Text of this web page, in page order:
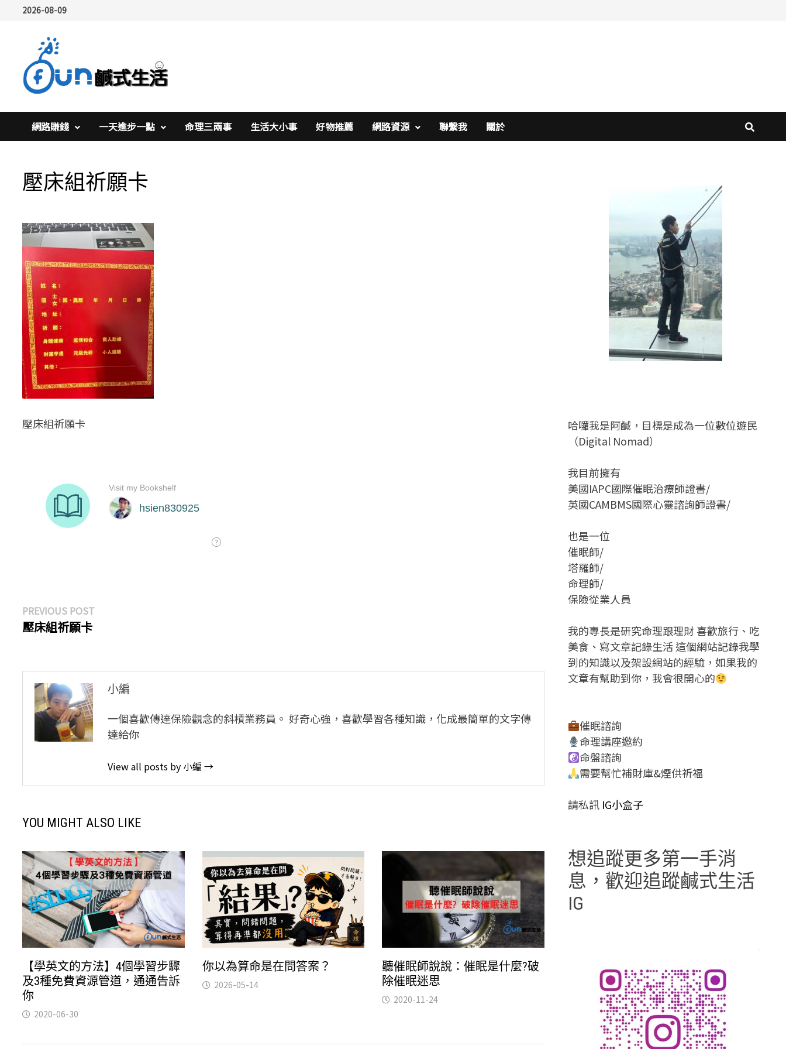
2026-08-09
網路賺錢 一天進步一點 命理三兩事 生活大小事 好物推薦 網路資源 聯繫我 關於
壓床組祈願卡
壓床組祈願卡
文
章
覽
PREVIOUS POSTPrevious
壓床組祈願卡
小編
一個喜歡傳達保險觀念的斜槓業務員。 好奇心強，喜歡學習各種知識，化成最簡單的文字傳
達給你
View all posts by 小編 →
YOU MIGHT ALSO LIKE
【學英文的方法】4個學習步驟
及3種免費資源管道，通通告訴
你
2020-06-30
你以為算命是在問答案？
2026-05-14
聽催眠師說說：催眠是什麼?破
除催眠迷思
2020-11-24
哈囉我是阿鹹，目標是成為一位數位遊民
（Digital Nomad）
我目前擁有
美國IAPC國際催眠治療師證書/
英國CAMBMS國際心靈諮詢師證書/
也是一位
催眠師/
塔羅師/
命理師/
保險從業人員
我的專長是研究命理跟理財 喜歡旅行、吃
美食、寫文章記錄生活 這個網站記錄我學
到的知識以及架設網站的經驗，如果我的
文章有幫助到你，我會很開心的
催眠諮詢
命理講座邀約
命盤諮詢
需要幫忙補財庫&煙供祈福
請私訊IG小盒子
想追蹤更多第一手消
息，歡迎追蹤鹹式生活
IG